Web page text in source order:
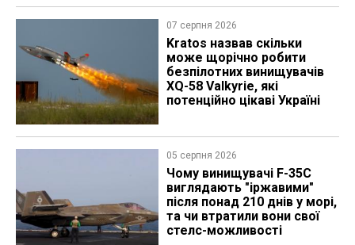
07 серпня 2026
Kratos назвав скільки
може щорічно робити
безпілотних винищувачів
XQ-58 Valkyrie, які
потенційно цікаві Україні
05 серпня 2026
Чому винищувачі F-35C
виглядають "іржавими"
після понад 210 днів у морі,
та чи втратили вони свої
стелс-можливості